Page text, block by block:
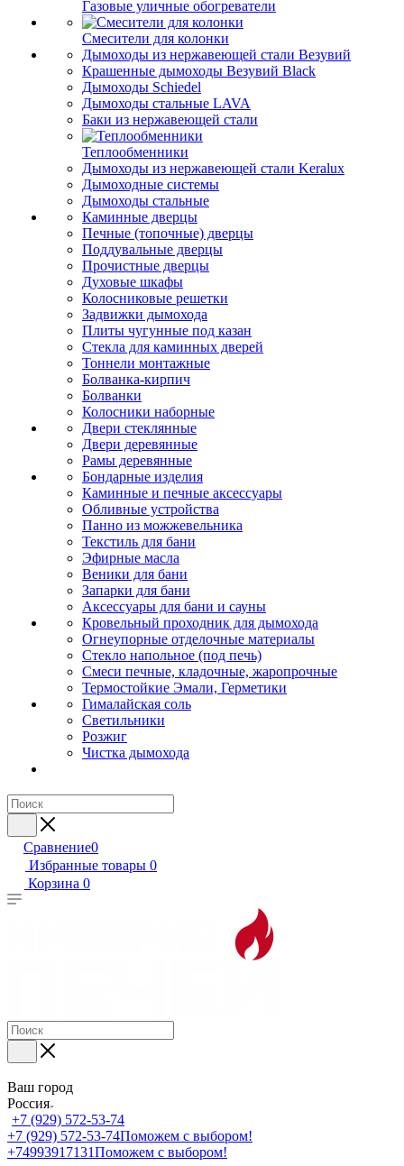
Газовые уличные обогреватели
Смесители для колонки
Дымоходы из нержавеющей стали Везувий
Крашенные дымоходы Везувий Black
Дымоходы Schiedel
Дымоходы стальные LAVA
Баки из нержавеющей стали
Теплообменники
Дымоходы из нержавеющей стали Keralux
Дымоходные системы
Дымоходы стальные
Каминные дверцы
Печные (топочные) дверцы
Поддувальные дверцы
Прочистные дверцы
Духовые шкафы
Колосниковые решетки
Задвижки дымохода
Плиты чугунные под казан
Стекла для каминных дверей
Тоннели монтажные
Болванка-кирпич
Болванки
Колосники наборные
Двери стеклянные
Двери деревянные
Рамы деревянные
Бондарные изделия
Каминные и печные аксессуары
Обливные устройства
Панно из можжевельника
Текстиль для бани
Эфирные масла
Веники для бани
Запарки для бани
Аксессуары для бани и сауны
Кровельный проходник для дымохода
Огнеупорные отделочные материалы
Стекло напольное (под печь)
Смеси печные, кладочные, жаропрочные
Термостойкие Эмали, Герметики
Гималайская соль
Светильники
Розжиг
Чистка дымохода
Сравнение0
Избранные товары 0
Корзина 0
Ваш город
Россия
+7 (929) 572-53-74
+7 (929) 572-53-74Поможем с выбором!
+74993917131Поможем с выбором!